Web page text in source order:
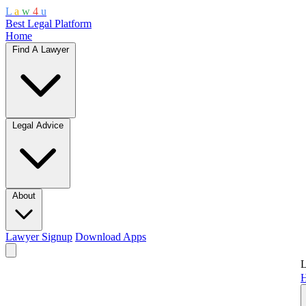
L a w 4 u
Best Legal Platform
Home
Find A Lawyer
Legal Advice
About
Lawyer Signup Download Apps